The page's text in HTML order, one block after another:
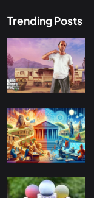
Trending Posts